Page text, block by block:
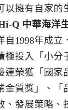
以擁有自家的
Q 中華海洋
自1998年成立
極投入「小分
連榮獲「國家
金質獎」、「
、發展策略、